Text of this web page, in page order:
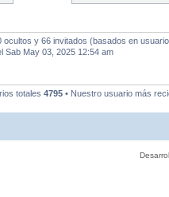
y 66 invitados (basados en
Sab May 03, 2025 12:54 am
totales 4795 • Nuestro usuario más